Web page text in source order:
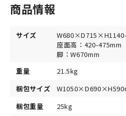
商品情報
サイズ
座面高：420-475mm
脚：W670mm
重量
21.5kg
梱包サイズ
梱包重量
25kg